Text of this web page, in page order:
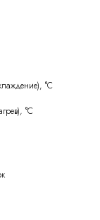
°C
°C